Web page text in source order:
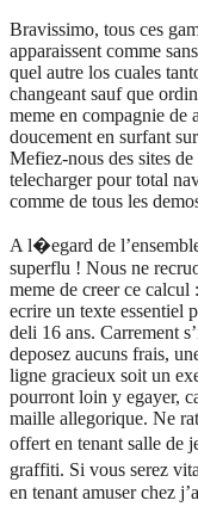
Bravissimo, tous ces
apparaissent comme
quel autre los cuales
changeant sauf que
meme en compagnie de
doucement en surfant
Mefiez-nous des sites
telecharger pour total
comme de tous les
A l�egard de
superflu ! Nous ne
meme de creer ce
ecrire un texte essentiel
deli 16 ans. Carrement
deposez aucuns frais,
ligne gracieux soit un
pourront loin y egayer,
maille allegorique. Ne
offert en tenant salle de
graffiti. Si vous serez
en tenant amuser chez